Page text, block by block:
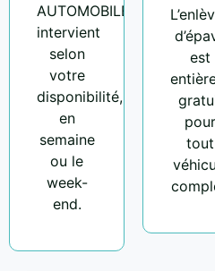
AUTOMOBILE
intervient
selon
votre
disponibilité,
en
semaine
ou le
week-
end.
est
pour
tout